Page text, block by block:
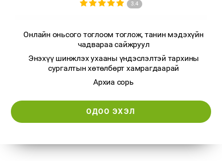
3.4
Онлайн оньсого тоглоом тоглож, танин мэдэхүйн
чадвараа сайжруул
Энэхүү шинжлэх ухааны үндэслэлтэй тархины
сургалтын хөтөлбөрт хамрагдаарай
Архиа сорь
ОДОО ЭХЭЛ